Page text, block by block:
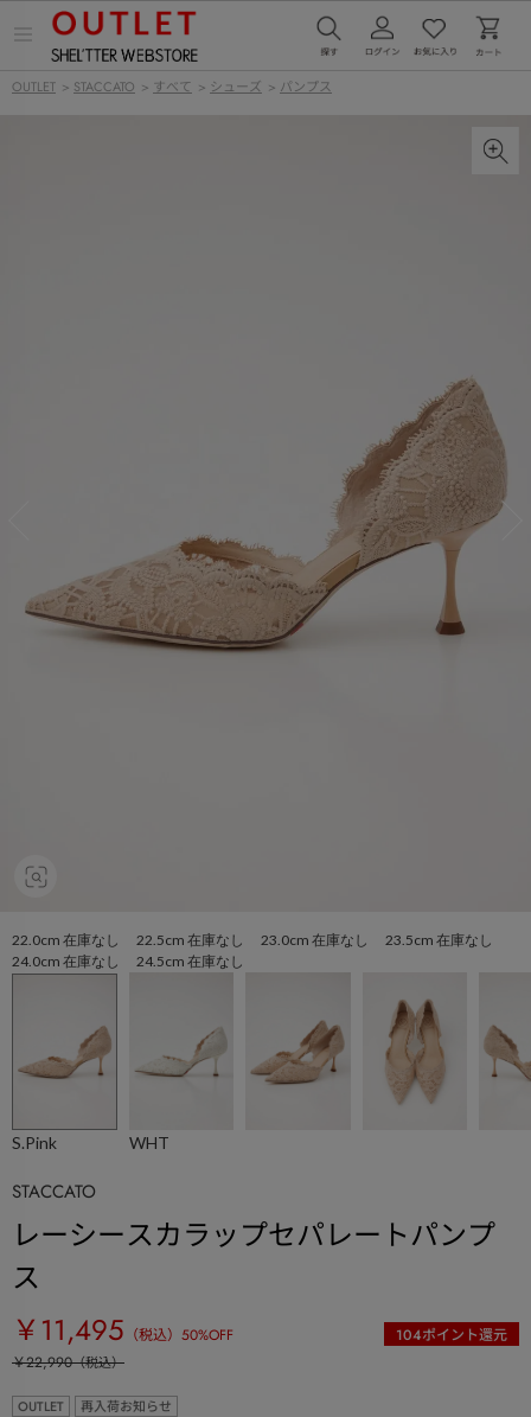
ー
OUTLET > STACCATO > すべて > シューズ > パンプス
22.0cm 在庫なし 22.5cm 在庫なし 23.0cm 在庫なし 23.5cm 在庫なし
24.0cm 在庫なし 24.5cm 在庫なし
S.Pink WHT
STACCATO
レーシースカラップセパレートパンプ
ス
￥11,495 （税込） 50%OFF 104ポイント還元
￥22,990（税込）
OUTLET 再入荷お知らせ